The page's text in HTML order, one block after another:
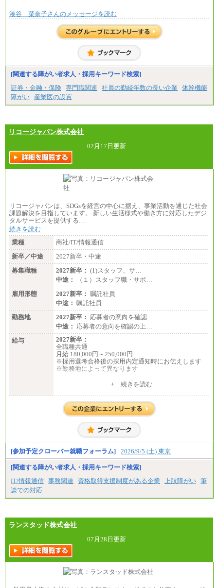
湊谷 菜奈子さんのメッセージを読む
[関連する障がい者求人・採用キーワード検索]
証券・金融・保険 専門職関連 社員の勤続年数の長い企業
体幹機能
障がい
産業医の設置
リコージャパン株式会社
02月17日更新
リコージャパンは、SDGsを経営の中心に据え、事業活動を通じた社会
課題解決を目指しています。 新しい生活様式や働き方に対応したデジ
タルサービスを提供する…
続きを読む
業種
商社/IT/情報通信
新卒／中途
2027新卒・中途
募集職種
2027新卒： (1)スタッフ、サ…
中途：
（１）スタッフ職・サポ…
雇用形態
2027新卒： 嘱託社員
中途： 嘱託社員
勤務地
2027新卒： 応募者の意向を確認…
中途： 応募者の意向を確認の上…
給与
2027新卒：
全職種共通
月給 180,000円～250,000円
※採用選考合格後の採用内定通知時にお伝えします
※勤務地によって異なります
月給 200,000円～250,000円
入社時の処遇は経験・能力を考慮の上、当社規程に
より決定します。
お伝えします。
+ 続きを読む
[参加予定クローバー就職フォーラム] 2026/9/5 (土) 東京
[関連する障がい者求人・採用キーワード検索]
IT/情報通信 事務関連 資格取得支援制度がある企業 上肢障がい 筆
談での対応
ランスタッド株式会社
07月28日更新